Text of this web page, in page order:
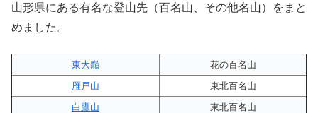
山形県にある有名な登山先（百名山、その他名山）をまと
めました。
東大巓
花の百名山
雁戸山
東北百名山
白鷹山
東北百名山